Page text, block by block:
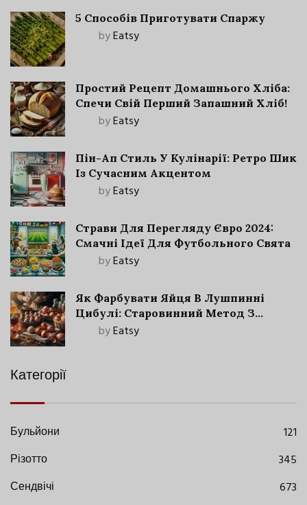
5 Способів Приготувати Спаржу
byEatsy
Простий Рецепт Домашнього Хліба:
Спечи Свій Перший Запашний Хліб!
byEatsy
Пін-Ап Стиль У Кулінарії: Ретро Шик
Із Сучасним Акцентом
byEatsy
Страви Для Перегляду Євро 2024:
Смачні Ідеї Для Футбольного Свята
byEatsy
Як Фарбувати Яйця В Лушпинні
Цибулі: Старовинний Метод З
Сучасними Нюансами
byEatsy
Категорії
Бульйони
121
Різотто
345
Сендвічі
673